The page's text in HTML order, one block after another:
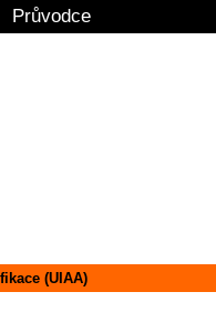
Průvodce
(UIAA)